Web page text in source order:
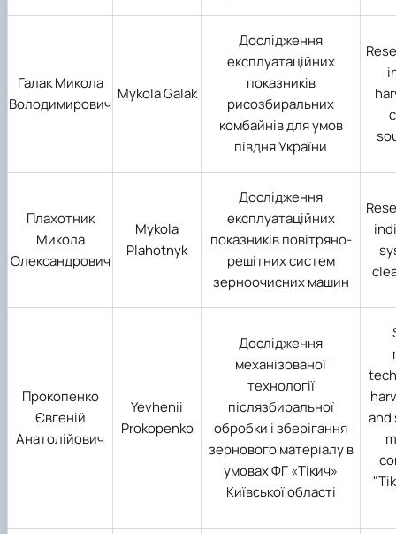
Галак Микола
Володимирович
Mykola Galak
Дослідження
експлуатаційних
показників
рисозбиральних
комбайнів для умов
півдня України
Плахотник
Микола
Олександрович
Mykola
Plahotnyk
Дослідження
експлуатаційних
показників повітряно-
решітних систем
зерноочисних машин
Прокопенко
Євгеній
Анатолійович
Yevhenii
Prokopenko
Дослідження
механізованої
технології
післязбиральної
обробки і зберігання
зернового матеріалу в
умовах ФГ «Тікич»
Київської області
and